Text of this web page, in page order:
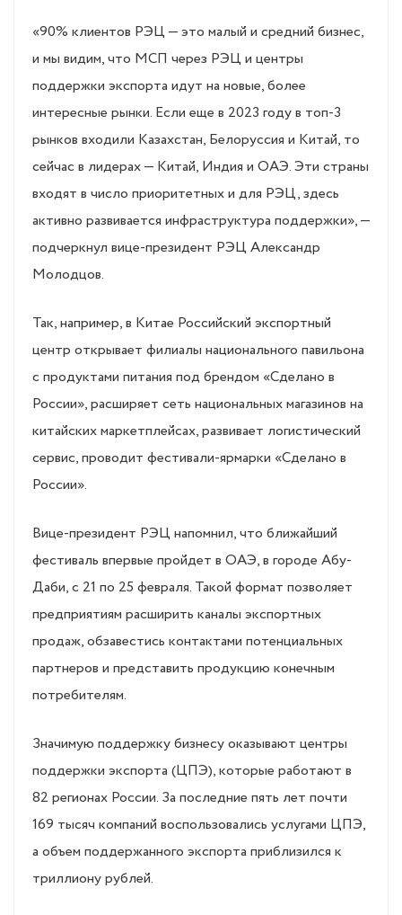
«90% клиентов РЭЦ — это малый и средний бизнес,
и мы видим, что МСП через РЭЦ и центры
поддержки экспорта идут на новые, более
интересные рынки. Если еще в 2023 году в топ-3
рынков входили Казахстан, Белоруссия и Китай, то
сейчас в лидерах — Китай, Индия и ОАЭ. Эти страны
входят в число приоритетных и для РЭЦ, здесь
активно развивается инфраструктура поддержки», —
подчеркнул вице-президент РЭЦ Александр
Молодцов.
Так, например, в Китае Российский экспортный
центр открывает филиалы национального павильона
с продуктами питания под брендом «Сделано в
России», расширяет сеть национальных магазинов на
китайских маркетплейсах, развивает логистический
сервис, проводит фестивали-ярмарки «Сделано в
России».
Вице-президент РЭЦ напомнил, что ближайший
фестиваль впервые пройдет в ОАЭ, в городе Абу-
Даби, с 21 по 25 февраля. Такой формат позволяет
предприятиям расширить каналы экспортных
продаж, обзавестись контактами потенциальных
партнеров и представить продукцию конечным
потребителям.
Значимую поддержку бизнесу оказывают центры
поддержки экспорта (ЦПЭ), которые работают в
82 регионах России. За последние пять лет почти
169 тысяч компаний воспользовались услугами ЦПЭ,
а объем поддержанного экспорта приблизился к
триллиону рублей.